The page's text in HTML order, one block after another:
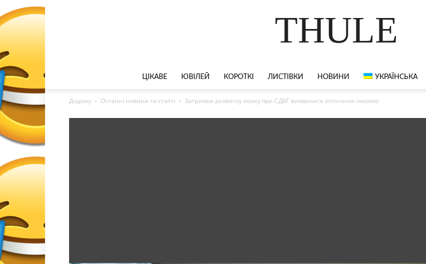
THULE
ЦІКАВЕ ЮВІЛЕЙ КОРОТКІ ЛИСТІВКИ НОВИНИ УКРАЇНСЬКА
Додому Останні новини та статті Затримки розвитку мозку при СДВГ виявилися оптичною ілюзією